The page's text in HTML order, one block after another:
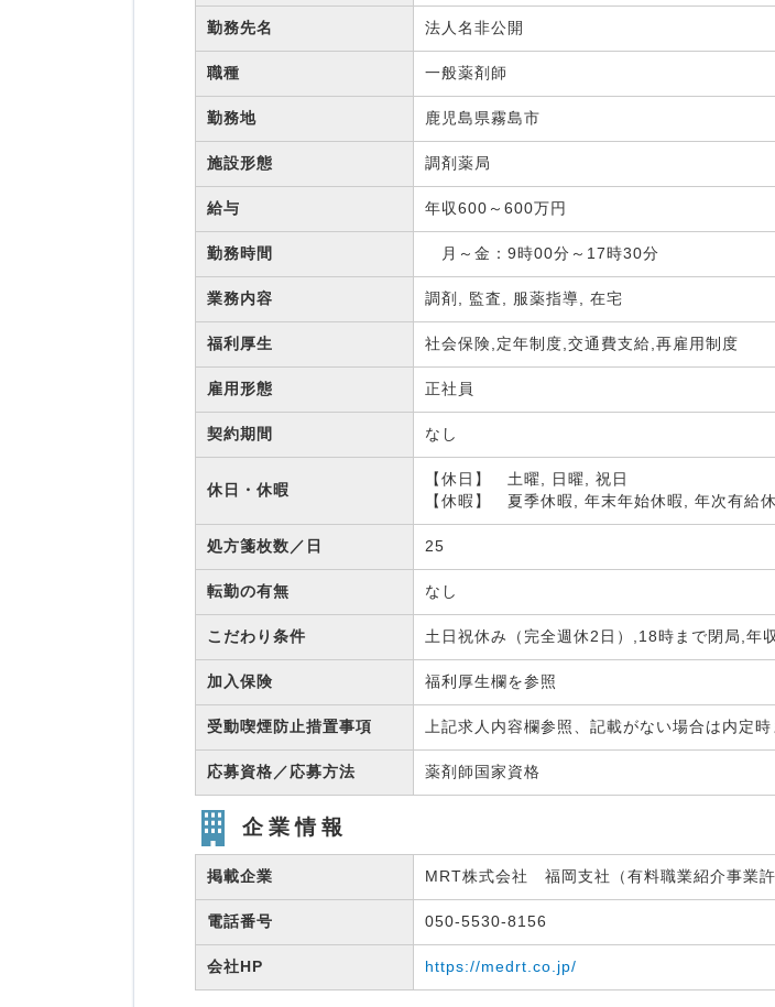
勤務先名 法人名非公開
職種 一般薬剤師
勤務地 鹿児島県霧島市
施設形態 調剤薬局
給与 年収600～600万円
勤務時間 月～金：9時00分～17時30分
業務内容 調剤, 監査, 服薬指導, 在宅
福利厚生 社会保険,定年制度,交通費支給,再雇用制度
雇用形態 正社員
契約期間 なし
休日・休暇
【休日】 土曜, 日曜, 祝日
【休暇】 夏季休暇, 年末年始休暇, 年次有給
処方箋枚数／日 25
転勤の有無 なし
こだわり条件 土日祝休み（完全週休2日）,18時まで閉局,年
加入保険 福利厚生欄を参照
受動喫煙防止措置事項 上記求人内容欄参照、記載がない場合は内定
応募資格／応募方法 薬剤師国家資格
企業情報
掲載企業 MRT株式会社 福岡支社（有料職業紹介事業
電話番号 050-5530-8156
会社HP https://medrt.co.jp/